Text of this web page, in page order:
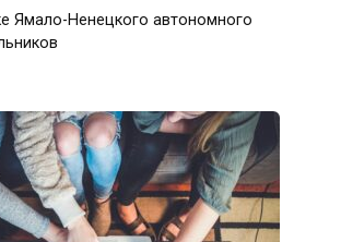
Ямало-Ненецкого автономного